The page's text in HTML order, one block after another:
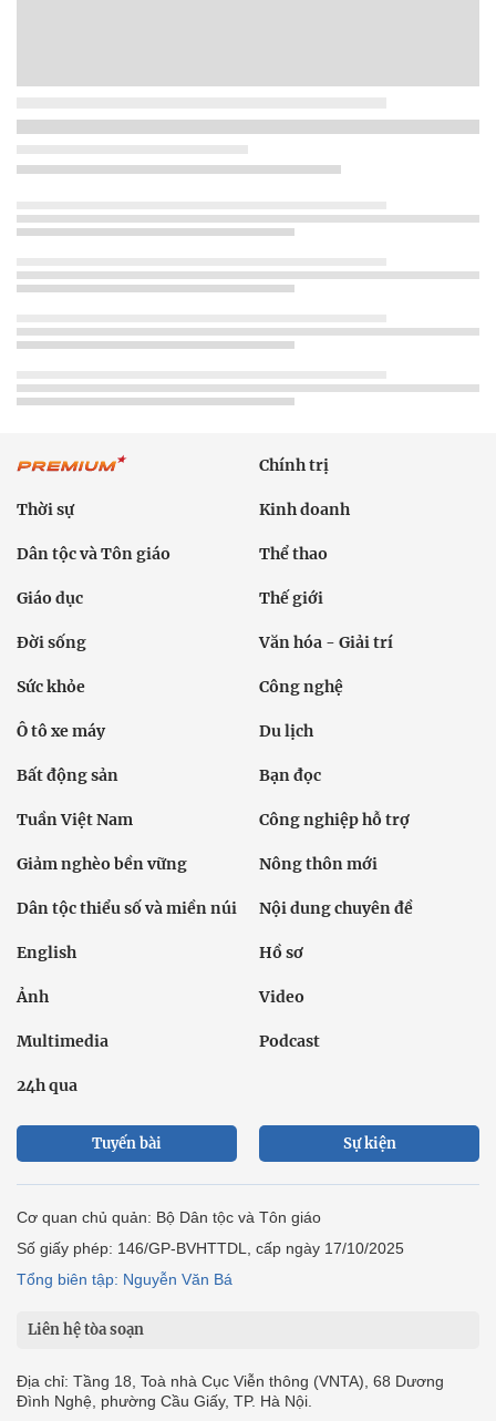
Chính trị
Thời sự Kinh doanh
Dân tộc và Tôn giáo Thể thao
Giáo dục Thế giới
Đời sống Văn hóa - Giải trí
Sức khỏe Công nghệ
Ô tô xe máy Du lịch
Bất động sản Bạn đọc
Tuần Việt Nam Công nghiệp hỗ trợ
Giảm nghèo bền vững Nông thôn mới
Dân tộc thiểu số và miền núi Nội dung chuyên đề
English Hồ sơ
Ảnh Video
Multimedia Podcast
24h qua
Tuyến bài Sự kiện
Cơ quan chủ quản: Bộ Dân tộc và Tôn giáo
Số giấy phép: 146/GP-BVHTTDL, cấp ngày 17/10/2025
Tổng biên tập: Nguyễn Văn Bá
Liên hệ tòa soạn
Địa chỉ: Tầng 18, Toà nhà Cục Viễn thông (VNTA), 68 Dương
Đình Nghệ, phường Cầu Giấy, TP. Hà Nội.